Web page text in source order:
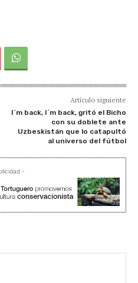
Artículo siguiente
I´m back, I´m back, gritó el Bicho
con su doblete ante
Uzbeskistán que lo catapultó
al universo del fútbol
-